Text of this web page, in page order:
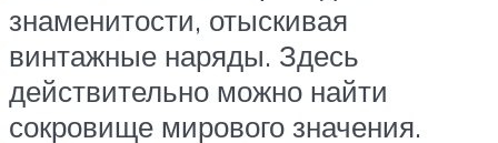
знаменитости, отыскивая
винтажные наряды. Здесь
действительно можно найти
сокровище мирового значения.